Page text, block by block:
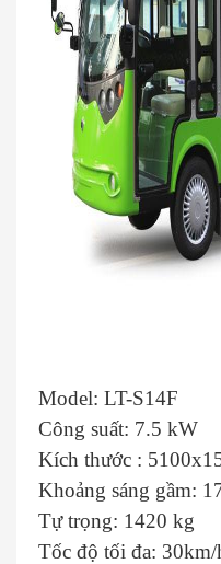
Model: LT-S14F
Công suất: 7.5 kW
Kích thước :
Khoảng sáng gầm:
Tự trọng: 1420 kg
Tốc độ tối đa: 30km/